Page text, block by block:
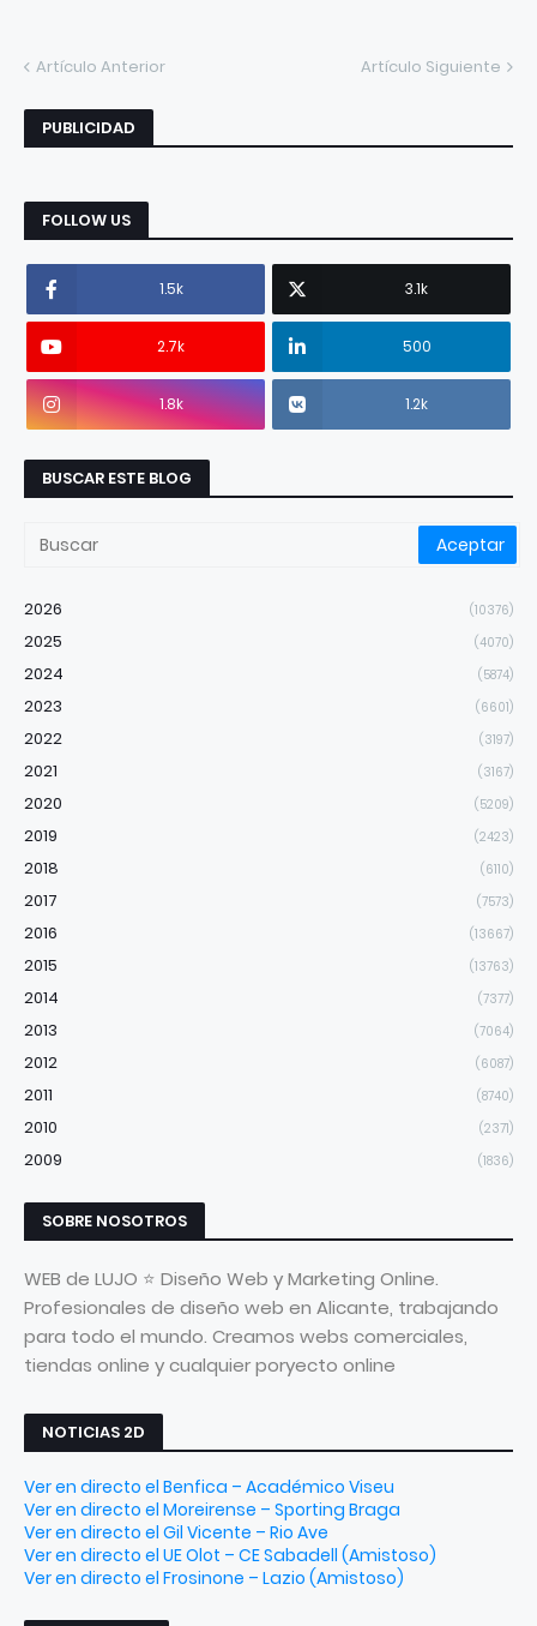
Artículo Anterior Artículo Siguiente
PUBLICIDAD
FOLLOW US
1.5k 3.1k
2.7k 500
1.8k 1.2k
BUSCAR ESTE BLOG
2026 (10376)
2025 (4070)
2024 (5874)
2023 (6601)
2022 (3197)
2021 (3167)
2020 (5209)
2019 (2423)
2018 (6110)
2017 (7573)
2016 (13667)
2015 (13763)
2014 (7377)
2013 (7064)
2012 (6087)
2011 (8740)
2010 (2371)
2009 (1836)
SOBRE NOSOTROS
WEB de LUJO ⭐ Diseño Web y Marketing Online.
Profesionales de diseño web en Alicante, trabajando
para todo el mundo. Creamos webs comerciales,
tiendas online y cualquier poryecto online
NOTICIAS 2D
Ver en directo el Benfica – Académico Viseu
Ver en directo el Moreirense – Sporting Braga
Ver en directo el Gil Vicente – Rio Ave
Ver en directo el UE Olot – CE Sabadell (Amistoso)
Ver en directo el Frosinone – Lazio (Amistoso)